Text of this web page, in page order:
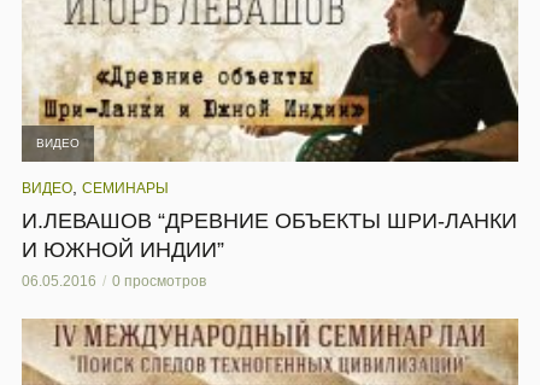
ВИДЕО
ВИДЕО СЕМИНАРЫ
И.ЛЕВАШОВ “ДРЕВНИЕ ОБЪЕКТЫ ШРИ-ЛАНКИ
И ЮЖНОЙ ИНДИИ”
06.05.2016 0 просмотров